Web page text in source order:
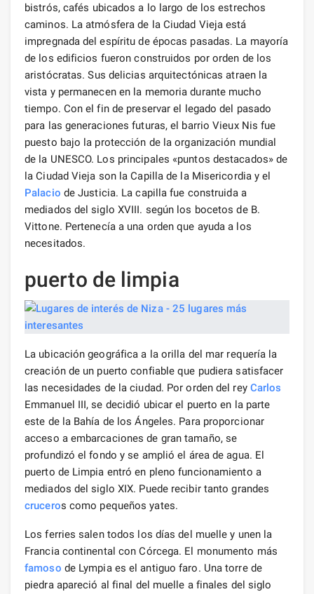
bistrós, cafés ubicados a lo largo de los estrechos
caminos. La atmósfera de la Ciudad Vieja está
impregnada del espíritu de épocas pasadas. La mayoría
de los edificios fueron construidos por orden de los
aristócratas. Sus delicias arquitectónicas atraen la
vista y permanecen en la memoria durante mucho
tiempo. Con el fin de preservar el legado del pasado
para las generaciones futuras, el barrio Vieux Nis fue
puesto bajo la protección de la organización mundial
de la UNESCO. Los principales «puntos destacados» de
la Ciudad Vieja son la Capilla de la Misericordia y el
Palacio de Justicia. La capilla fue construida a
mediados del siglo XVIII. según los bocetos de B.
Vittone. Pertenecía a una orden que ayuda a los
necesitados.
puerto de limpia
La ubicación geográfica a la orilla del mar requería la
creación de un puerto confiable que pudiera satisfacer
las necesidades de la ciudad. Por orden del rey Carlos
Emmanuel III, se decidió ubicar el puerto en la parte
este de la Bahía de los Ángeles. Para proporcionar
acceso a embarcaciones de gran tamaño, se
profundizó el fondo y se amplió el área de agua. El
puerto de Limpia entró en pleno funcionamiento a
mediados del siglo XIX. Puede recibir tanto grandes
cruceros como pequeños yates.
Los ferries salen todos los días del muelle y unen la
Francia continental con Córcega. El monumento más
famoso de Lympia es el antiguo faro. Una torre de
piedra apareció al final del muelle a finales del siglo